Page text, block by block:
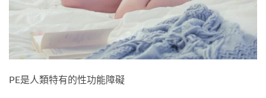
PE是人類特有的性功能障礙